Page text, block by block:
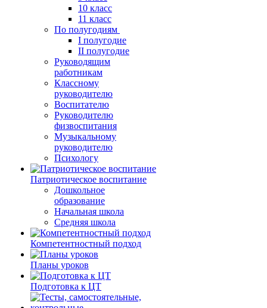
10 класс
11 класс
По полугодиям
I полугодие
II полугодие
Руководящим
работникам
Классному
руководителю
Воспитателю
Руководителю
физвоспитания
Музыкальному
руководителю
Психологу
Патриотическое воспитание
Дошкольное
образование
Начальная школа
Средняя школа
Компетентностный подход
Планы уроков
Подготовка к ЦТ